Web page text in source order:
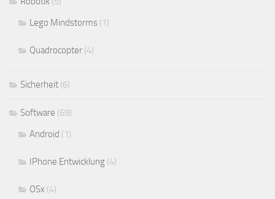
Lego Mindstorms (1)
Quadrocopter (4)
Sicherheit (6)
Software (69)
Android (1)
IPhone Entwicklung (4)
OSx (4)